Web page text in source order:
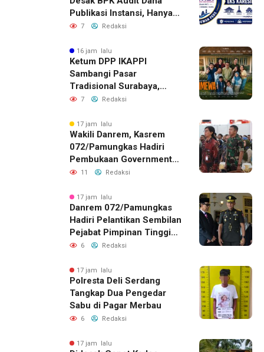
Publikasi Instansi, Hanya
untuk Perusahaan Pers
7 Redaksi
16 jam lalu
Ketum DPP IKAPPI
Sambangi Pasar
Tradisional Surabaya,
Akhiri Agenda dengan
ISTIMEWA
7 Redaksi
17 jam lalu
Wakili Danrem, Kasrem
072/Pamungkas Hadiri
Pembukaan Government
Procurement Forum &
11 Redaksi
17 jam lalu
Danrem 072/Pamungkas
Hadiri Pelantikan Sembilan
Pejabat Pimpinan Tinggi
Pratama Pemda DIY
6 Redaksi
17 jam lalu
Polresta Deli Serdang
Tangkap Dua Pengedar
Sabu di Pagar Merbau
6 Redaksi
17 jam lalu